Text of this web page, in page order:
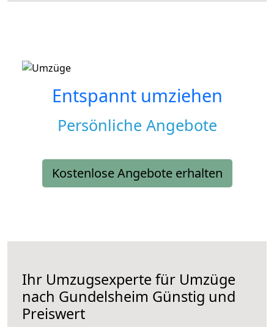
Entspannt umziehen
Persönliche Angebote
Kostenlose Angebote erhalten
Ihr Umzugsexperte für Umzüge
nach Gundelsheim Günstig und
Preiswert